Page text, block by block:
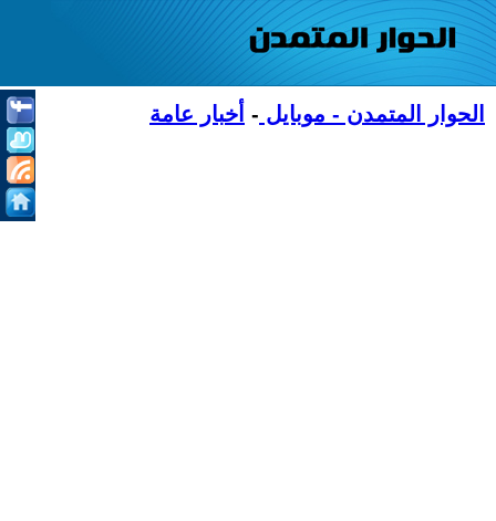
الحوار المتمدن - موبايل - أخبار عامة